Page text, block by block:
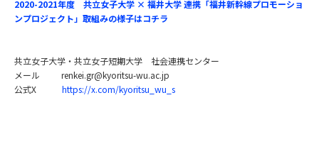
2020-2021年度 共立女子大学 × 福井大学 連携「福井新幹線プロモーショ
ンプロジェクト」取組みの様子はコチラ
共立女子大学・共立女子短期大学 社会連携センター
メール renkei.gr@kyoritsu-wu.ac.jp
公式X https://x.com/kyoritsu_wu_s